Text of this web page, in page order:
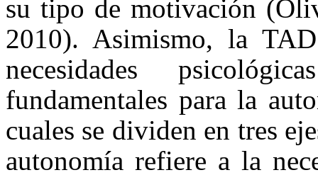
su tipo de motivación
2010). Asimismo, la
necesidades
fundamentales para la
cuales se dividen en tres
autonomía refiere a la